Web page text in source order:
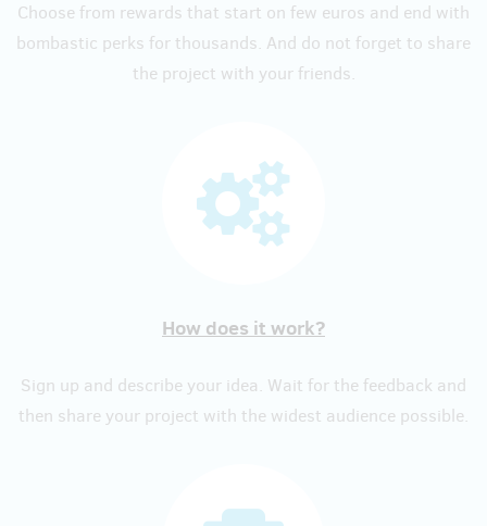
Choose from rewards that start on few euros and end with
bombastic perks for thousands. And do not forget to share
the project with your friends.
How does it work?
Sign up and describe your idea. Wait for the feedback and
then share your project with the widest audience possible.